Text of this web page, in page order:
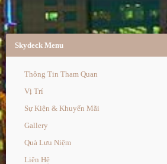
Skydeck Menu
Thông Tin Tham Quan
Vị Trí
Sự Kiện & Khuyến Mãi
Gallery
Quà Lưu Niệm
Liên Hệ